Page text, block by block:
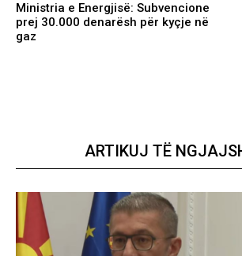
Ministria e Energjisë: Subvencione
prej 30.000 denarësh për kyçje në
gaz
ARTIKUJ TË